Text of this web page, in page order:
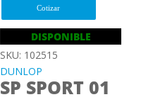
DUNLOP
SP
SPORT
01
EO
cantidad
Cotizar
DISPONIBLE
SKU: 102515
DUNLOP
SP SPORT 01